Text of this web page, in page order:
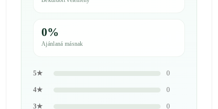
0%
Ajánlaná másnak
5★ 0
4★ 0
3★ 0